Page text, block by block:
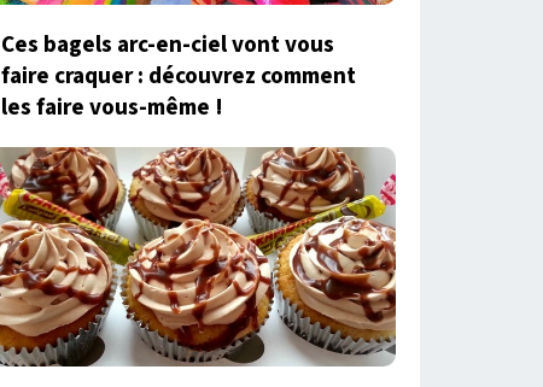
Ces bagels arc-en-ciel vont vous
faire craquer : découvrez comment
les faire vous-même !